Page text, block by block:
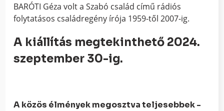
BARÓTI Géza volt a Szabó család című rádiós
folytatásos családregény írója 1959-től 2007-ig.
A kiállítás megtekinthető 2024.
szeptember 30-ig.
A közös élmények megosztva teljesebbek -